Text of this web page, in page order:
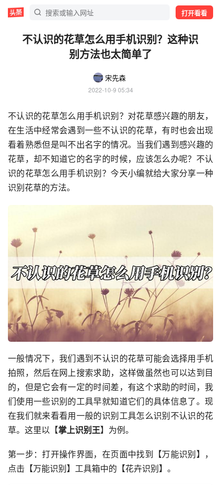
打开看看
不认识的花草怎么用手机识别？这种识
别方法也太简单了
宋先森
2022-10-9 05:34
不认识的花草怎么用手机识别？对花草感兴趣的朋友，
在生活中经常会遇到一些不认识的花草，有时也会出现
看着熟悉但是叫不出名字的情况。当我们遇到感兴趣的
花草，却不知道它的名字的时候，应该怎么办呢？不认
识的花草怎么用手机识别？今天小编就给大家分享一种
识别花草的方法。
一般情况下，我们遇到不认识的花草可能会选择用手机
拍照，然后在网上搜索求助，这样做虽然也可以达到目
的，但是它会有一定的时间差，有这个求助的时间，我
们使用一些识别的工具早就知道它们的具体信息了。现
在我们就来看看用一般的识别工具怎么识别不认识的花
草。这里以【掌上识别王】为例。
第一步：打开操作界面，在页面中找到【万能识别】，
点击【万能识别】工具箱中的【花卉识别】。